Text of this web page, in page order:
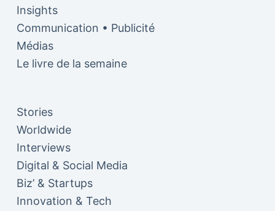
Insights
Communication • Publicité
Médias
Le livre de la semaine
Stories
Worldwide
Interviews
Digital & Social Media
Biz’ & Startups
Innovation & Tech